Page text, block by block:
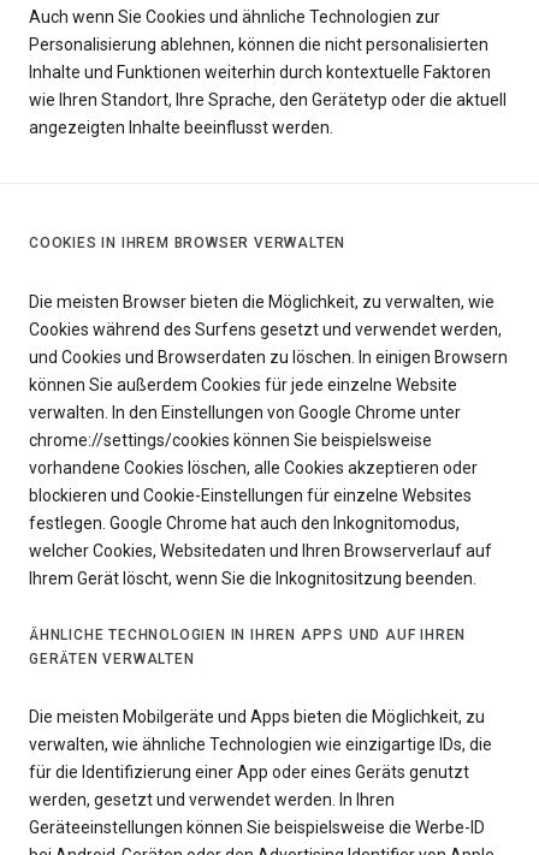
Auch wenn Sie Cookies und ähnliche Technologien zur
Personalisierung ablehnen, können die nicht personalisierten
Inhalte und Funktionen weiterhin durch kontextuelle Faktoren
wie Ihren Standort, Ihre Sprache, den Gerätetyp oder die aktuell
angezeigten Inhalte beeinflusst werden.
COOKIES IN IHREM BROWSER VERWALTEN
Die meisten Browser bieten die Möglichkeit, zu verwalten, wie
Cookies während des Surfens gesetzt und verwendet werden,
und Cookies und Browserdaten zu löschen. In einigen Browsern
können Sie außerdem Cookies für jede einzelne Website
verwalten. In den Einstellungen von Google Chrome unter
chrome://settings/cookies können Sie beispielsweise
vorhandene Cookies löschen, alle Cookies akzeptieren oder
blockieren und Cookie-Einstellungen für einzelne Websites
festlegen. Google Chrome hat auch den Inkognitomodus,
welcher Cookies, Websitedaten und Ihren Browserverlauf auf
Ihrem Gerät löscht, wenn Sie die Inkognitositzung beenden.
ÄHNLICHE TECHNOLOGIEN IN IHREN APPS UND AUF IHREN
GERÄTEN VERWALTEN
Die meisten Mobilgeräte und Apps bieten die Möglichkeit, zu
verwalten, wie ähnliche Technologien wie einzigartige IDs, die
für die Identifizierung einer App oder eines Geräts genutzt
werden, gesetzt und verwendet werden. In Ihren
Geräteeinstellungen können Sie beispielsweise die Werbe-ID